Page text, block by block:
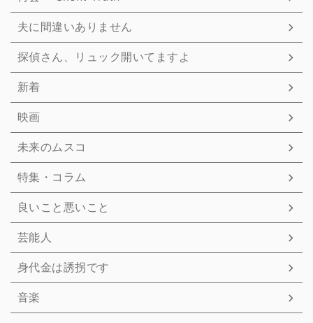
夫に間違いありません
探偵さん、リュック開いてますよ
新着
映画
未来のムスコ
特集・コラム
良いこと悪いこと
芸能人
身代金は誘拐です
音楽